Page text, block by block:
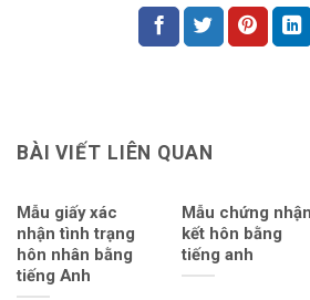
BÀI VIẾT LIÊN QUAN
Mẫu giấy xác
nhận tình trạng
hôn nhân bằng
tiếng Anh
Mẫu chứng nhận
kết hôn bằng
tiếng anh